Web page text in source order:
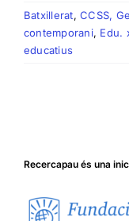
Batxillerat,CCSS,
contemporani, Edu.
educatius
Recercapau és una